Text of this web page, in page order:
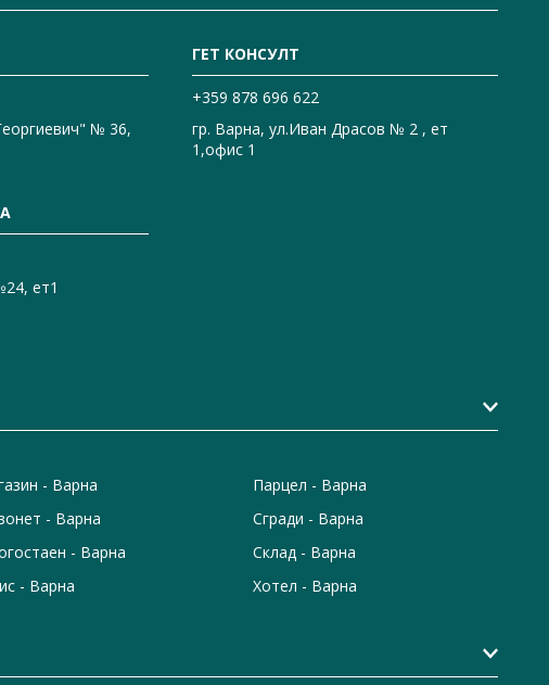
№ 36,
ГЕТ КОНСУЛТ
+359 878 696 622
гр. Варна, ул.Иван Драсов № 2 , ет
1,офис 1
ет1
- Варна
- Варна
- Варна
- Варна
Парцел - Варна
Сгради - Варна
Склад - Варна
Хотел - Варна